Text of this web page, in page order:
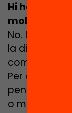
Hi ha
molta
No. La
la distribució
com les
Per això
pensar que
o molta